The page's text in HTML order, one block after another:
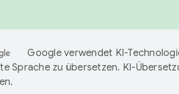
Google verwendet KI-
Sprache zu übersetzen. KI-